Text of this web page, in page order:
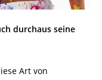
durchaus seine
Art von